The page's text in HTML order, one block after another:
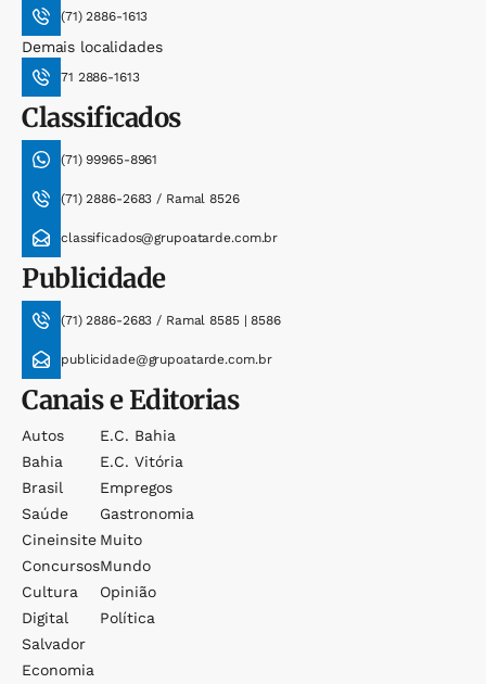
(71) 2886-1613
Demais localidades
71 2886-1613
Classificados
(71) 99965-8961
(71) 2886-2683 / Ramal 8526
classificados@grupoatarde.com.br
Publicidade
(71) 2886-2683 / Ramal 8585 | 8586
publicidade@grupoatarde.com.br
Canais e Editorias
Autos
Bahia
Brasil
Saúde
Cineinsite
Concursos
Cultura
Digital
Salvador
Economia
E.c. Bahia
E.c. Vitória
Empregos
Gastronomia
Muito
Mundo
Opinião
Política